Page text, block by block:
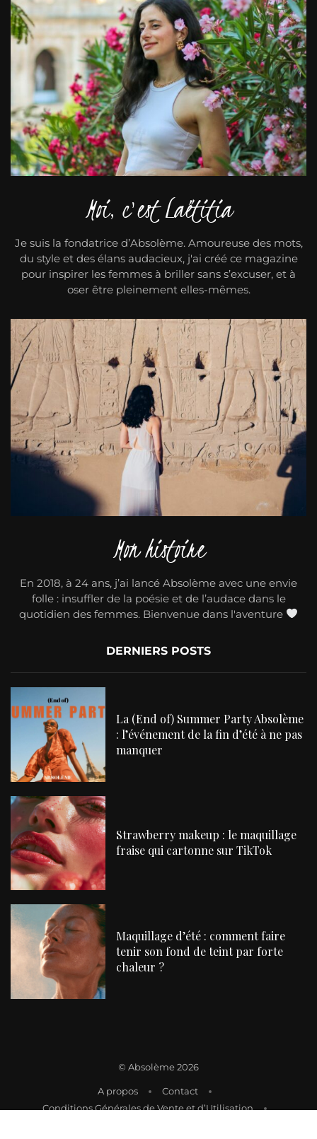
Moi, c'est Laëtitia
Je suis la fondatrice d’Absolème. Amoureuse des mots,
du style et des élans audacieux, j'ai créé ce magazine
pour inspirer les femmes à briller sans s’excuser, et à
oser être pleinement elles-mêmes.
Mon histoire
En 2018, à 24 ans, j’ai lancé Absolème avec une envie
folle : insuffler de la poésie et de l’audace dans le
quotidien des femmes. Bienvenue dans l'aventure
DERNIERS POSTS
La (End of) Summer Party Absolème
: l’événement de la fin d’été à ne pas
manquer
Strawberry makeup : le maquillage
fraise qui cartonne sur TikTok
Maquillage d’été : comment faire
tenir son fond de teint par forte
chaleur ?
© Absolème 2026
A propos
Contact
Conditions Générales de Vente et d’Utilisation